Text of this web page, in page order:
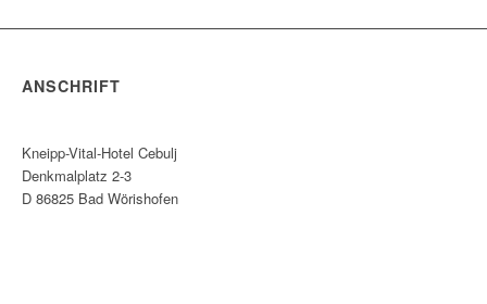
ANSCHRIFT
Kneipp-Vital-Hotel Cebulj
Denkmalplatz 2-3
D 86825 Bad Wörishofen